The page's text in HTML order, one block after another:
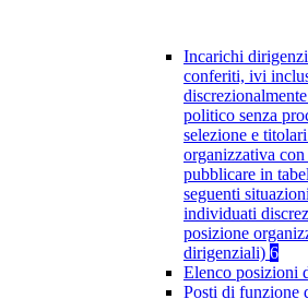
Incarichi
conferiti, ivi
politico senza
selezione e
organizzativa
pubblicare in
seguenti
individuati
posizione
dirigenziali) 6
Elenco posizioni
Posti di funzione